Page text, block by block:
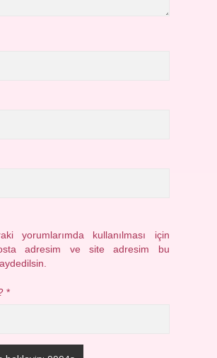
yorumlarımda kullanılması için
adresim ve site adresim bu
*